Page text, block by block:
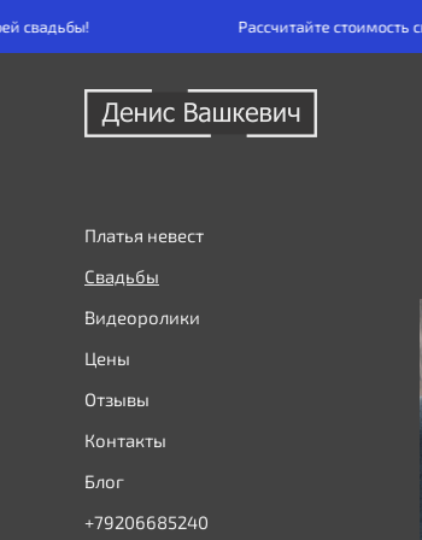
Платья невест
Свадьбы
Видеоролики
Цены
Отзывы
Контакты
Блог
+79206685240
Рассчитайте стоимость своей свадьбы!